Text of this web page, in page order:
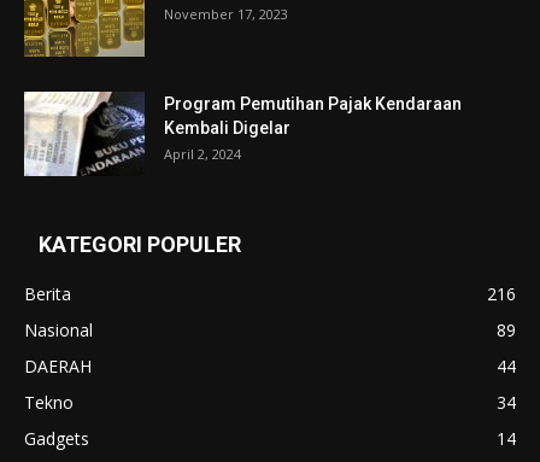
November 17, 2023
Program Pemutihan Pajak Kendaraan
Kembali Digelar
April 2, 2024
KATEGORI POPULER
Berita
216
Nasional
89
DAERAH
44
Tekno
34
Gadgets
14